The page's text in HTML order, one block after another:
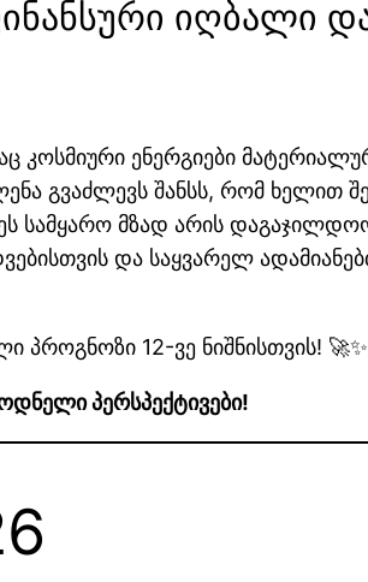
იღბალი
კოსმიური ენერგიები
გვაძლევს შანსს, რომ ხელით
სამყარო მზად არის
და საყვარელ
პროგნოზი 12-ვე ნიშნისთვის! 🚀✨
პერსპექტივები!